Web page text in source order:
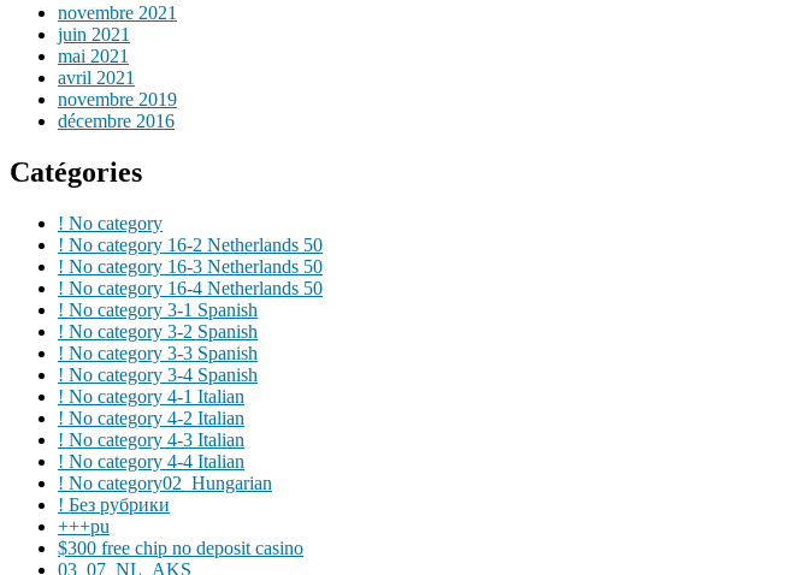
novembre 2021
juin 2021
mai 2021
avril 2021
novembre 2019
décembre 2016
Catégories
! No category
! No category 16-2 Netherlands 50
! No category 16-3 Netherlands 50
! No category 16-4 Netherlands 50
! No category 3-1 Spanish
! No category 3-2 Spanish
! No category 3-3 Spanish
! No category 3-4 Spanish
! No category 4-1 Italian
! No category 4-2 Italian
! No category 4-3 Italian
! No category 4-4 Italian
! No category02_Hungarian
! Без рубрики
+++pu
$300 free chip no deposit casino
03_07_NL_AKS